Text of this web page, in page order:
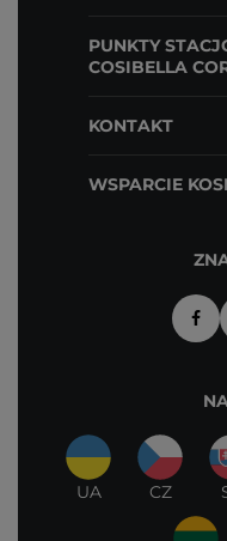
PUNKTY
COSIBELLA
KONTAKT
WSPARCIE
UA CZ